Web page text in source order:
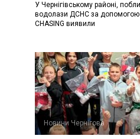
У Чернігівському районі,
водолази ДСНС за допомогою
CHASING виявили
Новини Чернігова